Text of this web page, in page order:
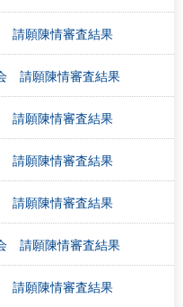
請願陳情審査結果
請願陳情審査結果
請願陳情審査結果
請願陳情審査結果
請願陳情審査結果
請願陳情審査結果
請願陳情審査結果